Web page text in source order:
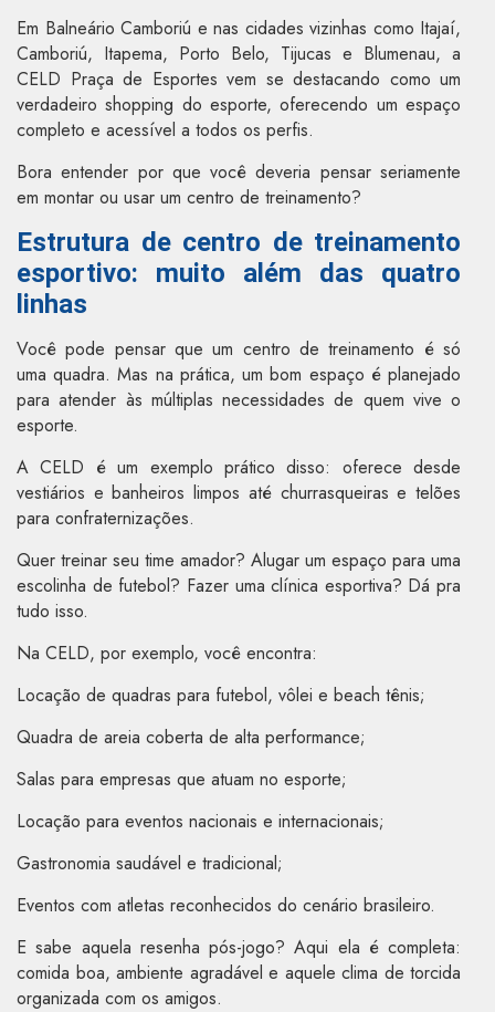
Em Balneário Camboriú e nas cidades vizinhas como Itajaí,
Camboriú, Itapema, Porto Belo, Tijucas e Blumenau, a
CELD Praça de Esportes vem se destacando como um
verdadeiro shopping do esporte, oferecendo um espaço
completo e acessível a todos os perfis.
Bora entender por que você deveria pensar seriamente
em montar ou usar um centro de treinamento?
Estrutura de centro de treinamento
esportivo: muito além das quatro
linhas
Você pode pensar que um centro de treinamento é só
uma quadra. Mas na prática, um bom espaço é planejado
para atender às múltiplas necessidades de quem vive o
esporte.
A CELD é um exemplo prático disso: oferece desde
vestiários e banheiros limpos até churrasqueiras e telões
para confraternizações.
Quer treinar seu time amador? Alugar um espaço para uma
escolinha de futebol? Fazer uma clínica esportiva? Dá pra
tudo isso.
Na CELD, por exemplo, você encontra:
Locação de quadras para futebol, vôlei e beach tênis;
Quadra de areia coberta de alta performance;
Salas para empresas que atuam no esporte;
Locação para eventos nacionais e internacionais;
Gastronomia saudável e tradicional;
Eventos com atletas reconhecidos do cenário brasileiro.
E sabe aquela resenha pós-jogo? Aqui ela é completa:
comida boa, ambiente agradável e aquele clima de torcida
organizada com os amigos.